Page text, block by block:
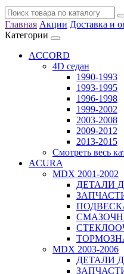
Главная Акции Доставка и
Категории
ACCORD
4D седан
1990-1993
1993-1995
1996-1998
1999-2002
2003-2008
2009-2012
2013-2015
Смотреть весь
ACURA
MDX 2001-2002
ДЕТАЛИ
MDX 2003-2006
ДЕТАЛИ